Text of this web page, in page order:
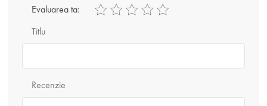
Titlu
Evaluarea ta:
Recenzie